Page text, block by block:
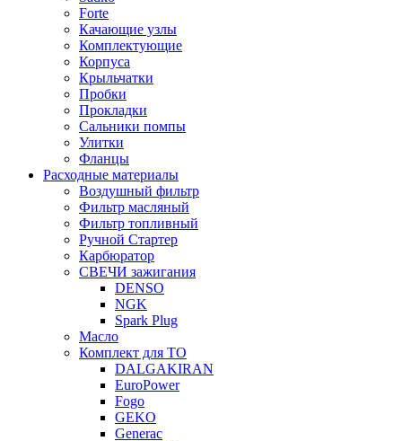
Forte
Качающие узлы
Комплектующие
Корпуса
Крыльчатки
Пробки
Прокладки
Сальники помпы
Улитки
Фланцы
Расходные материалы
Воздушный фильтр
Фильтр масляный
Фильтр топливный
Ручной Стартер
Карбюратор
СВЕЧИ зажигания
DENSO
NGK
Spark Plug
Масло
Комплект для ТО
DALGAKIRAN
EuroPower
Fogo
GEKO
Generac